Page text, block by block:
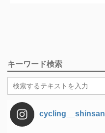
キーワード検索
cycling__shinsan